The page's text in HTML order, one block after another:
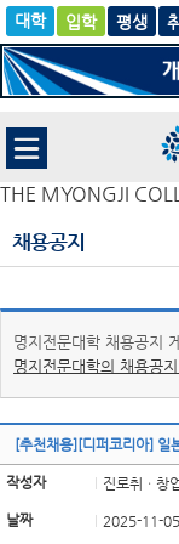
입학
글로
벌
THE MYONGJI
채용공지
명지전문대학 채용공지
명지전문대학의 채용공
[추천채용][디퍼코리아] 일
작성자 진로취ㆍ창
날짜 2025-11-05